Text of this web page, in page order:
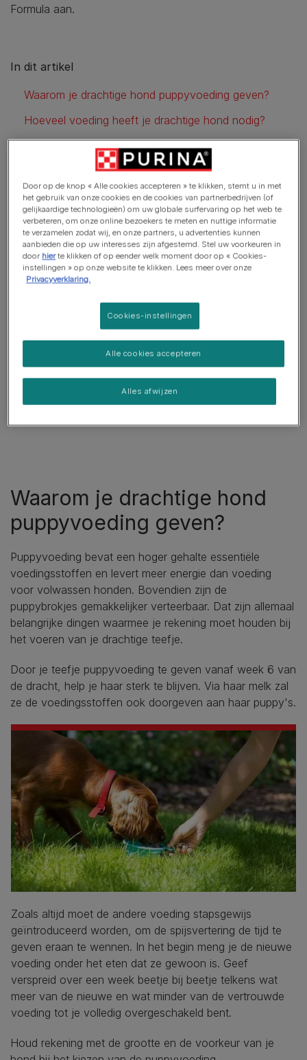
Formula aan.
In dit artikel
Waarom je drachtige hond puppyvoeding geven?
Hoeveel voeding heeft je drachtige hond nodig?
"Toen mijn labrador Molly een nestje
te voorzien van alle voedingsstoffen
die ze nodig had om haar puppy's te
zogen. Molly is nu een gelukkige en
gezonde moeder en haar bende
energieke puppy's zet ons huis op
Waarom je drachtige hond
puppyvoeding geven?
Puppyvoeding bevat een hoger gehalte essentiële
voedingsstoffen en levert meer energie dan voeding
voor volwassen honden. Bovendien zijn de
puppybrokjes gemakkelijker verteerbaar. Dat zijn allemaal
belangrijke dingen waarmee je rekening moet houden bij
het voeren van je drachtige teefje.
Door je teefje puppyvoeding te geven vanaf week 6 van
de dracht, help je haar sterk te blijven. Via haar melk zal
ze de voedingsstoffen ook doorgeven aan haar puppy's.
Zoals altijd moet de andere voeding stapsgewijs
geïntroduceerd worden, om de spijsvertering de tijd te
geven eraan te wennen. In het begin meng je de nieuwe
voeding onder het eten dat ze gewoon is. Geef
verspreid over een week beetje bij beetje telkens wat
meer van de nieuwe en wat minder van de vertrouwde
voeding tot je volledig overgeschakeld bent.
Houd rekening met de grootte en de voorkeur van je
Door op de knop « Alle cookies accepteren » te klikken, stemt u in met
het gebruik van onze cookies en de cookies van partnerbedrijven (of
gelijkaardige technologieën) om uw globale surfervaring op het web te
verbeteren, om onze online bezoekers te meten en nuttige informatie
te verzamelen zodat wij, en onze partners, u advertenties kunnen
aanbieden die op uw interesses zijn afgestemd. Stel uw voorkeuren in
door hierte klikken of op eender welk moment door op « Cookies-
instellingen » op onze website te klikken. Lees meer over onze
Privacyverklaring.
Cookies-instellingen
Alles afwijzen
Alle cookies accepteren